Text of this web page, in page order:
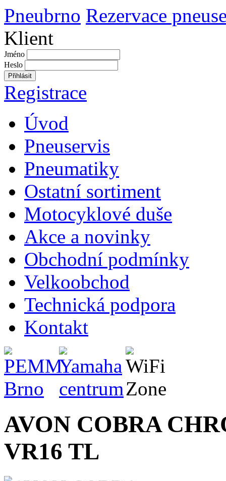
Pneubrno Rezervace
Klient
Jméno
Heslo
Přihlásit
Registrace
Úvod
Pneuservis
Pneumatiky
Ostatní sortiment
Motocyklové duše
Akce a novinky
Obchodní podmínky
Velkoobchod
Technická podpora
Kontakt
AVON COBRA
VR16 TL